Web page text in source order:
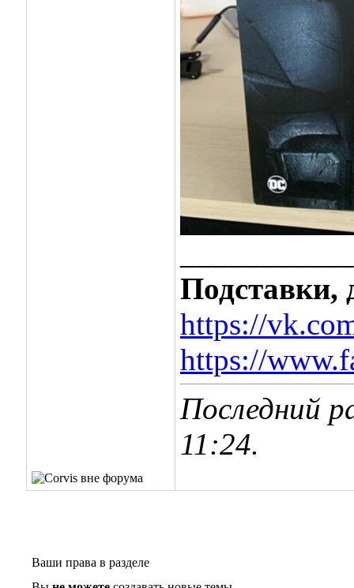
Подставки,
https://
https://
Последний
11:24.
Ваши права в разделе